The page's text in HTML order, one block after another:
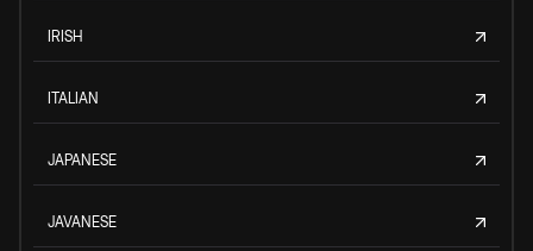
IRISH
ITALIAN
JAPANESE
JAVANESE